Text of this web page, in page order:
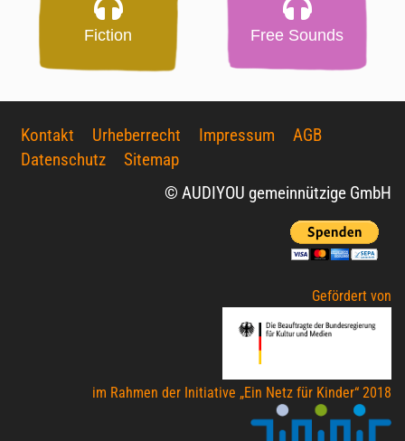
Fiction Free Sounds
Kontakt Urheberrecht Impressum
AGB
Datenschutz
Sitemap
© AUDIYOU gemeinnützige GmbH
Gefördert von
im Rahmen der Initiative „Ein Netz für Kinder“ 2018